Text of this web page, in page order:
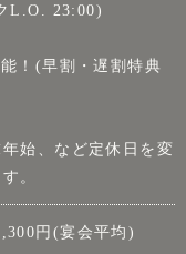
L.O. 23:00)
！(早割・遅割特典
始、など定休日を変
。
円(宴会平均)